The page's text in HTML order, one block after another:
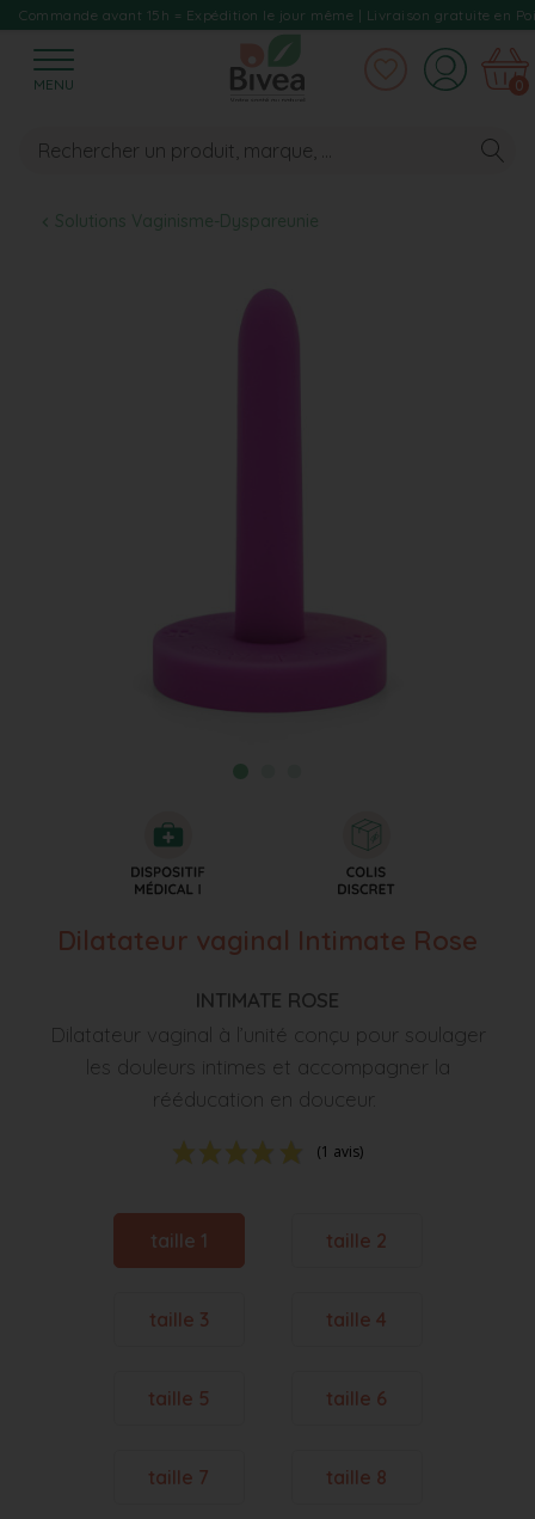
Commande avant 15h = Expédition le jour même | Livraison gratuite en
MENU 0
Solutions Vaginisme-Dyspareunie
Dilatateur vaginal Intimate Rose
INTIMATE ROSE
Dilatateur vaginal à l’unité conçu pour soulager
les douleurs intimes et accompagner la
rééducation en douceur.
(1 avis)
taille 1 taille 2
taille 3 taille 4
taille 5 taille 6
taille 7 taille 8